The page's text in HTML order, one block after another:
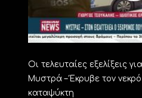
Οι τελευταίες εξελίξεις
Μυστρά – Έκρυβε τον
καταψύκτη